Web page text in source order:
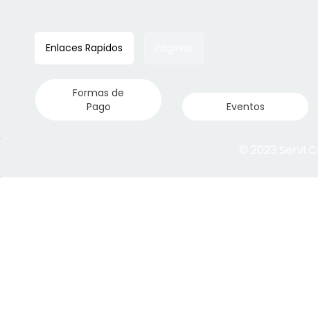
Enlaces Rapidos
Formas de
Pago
Eventos